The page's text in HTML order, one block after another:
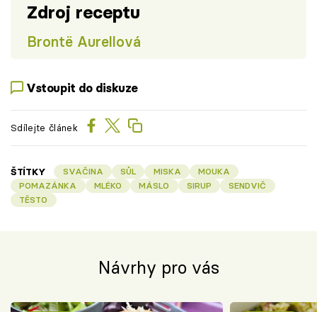
Zdroj receptu
Brontë Aurellová
Vstoupit do diskuze
Sdílejte článek
ŠTÍTKY SVAČINA SŮL MISKA
MOUKA
POMAZÁNKA
MLÉKO MÁSLO SIRUP
SENDVIČ
TĚSTO
Návrhy pro vás